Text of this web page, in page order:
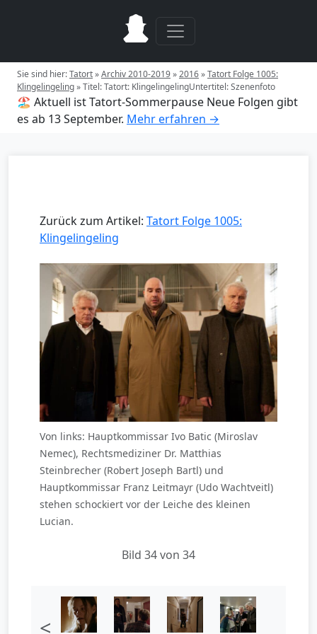
Sie sind hier:Tatort»Archiv 2010-2019»2016»Tatort Folge 1005:
Klingelingeling»Titel: Tatort: KlingelingelingUntertitel: Szenenfoto
🏖️ Aktuell ist Tatort-Sommerpause Neue Folgen gibt
es ab 13 September. Mehr erfahren →
Zurück zum Artikel: Tatort Folge 1005:
Klingelingeling
Von links: Hauptkommissar Ivo Batic (Miroslav
Nemec), Rechtsmediziner Dr. Matthias
Steinbrecher (Robert Joseph Bartl) und
Hauptkommissar Franz Leitmayr (Udo Wachtveitl)
stehen schockiert vor der Leiche des kleinen
Lucian.
Bild 34 von 34
<